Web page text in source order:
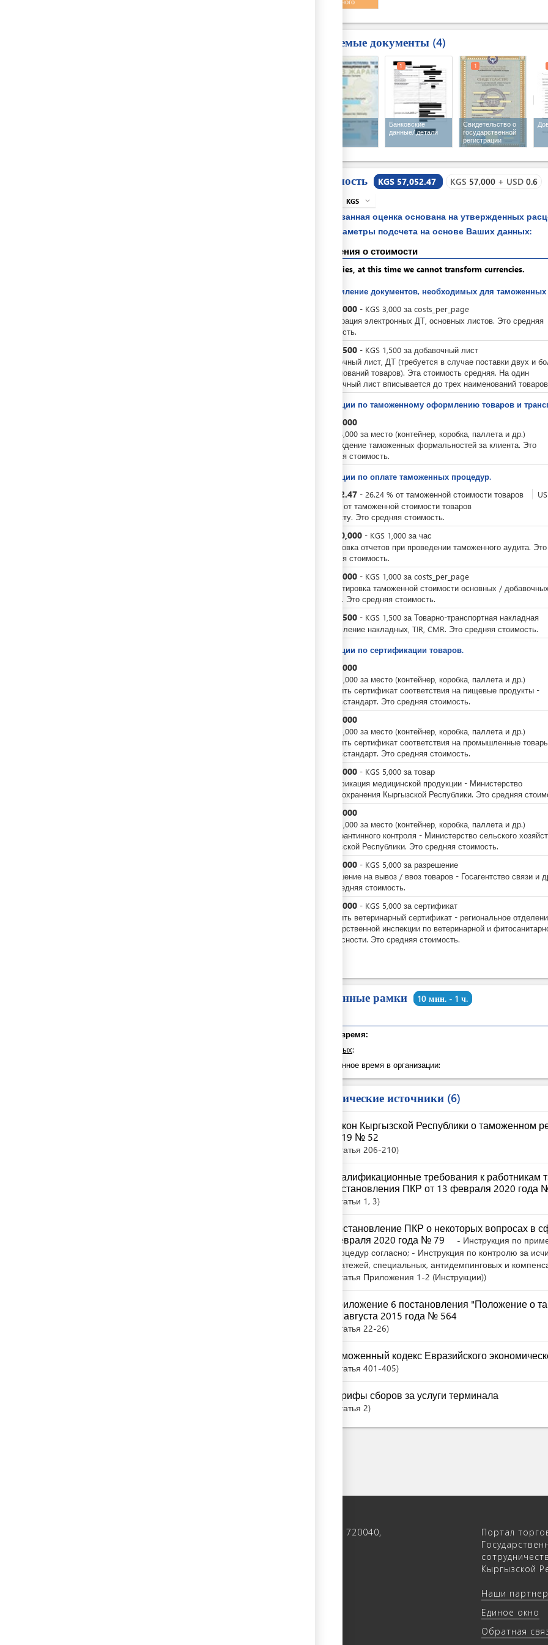
оформления
Требуемые документы 4
Банковские
данные/ детали
1
Свидетельство о
государственной
регистрации
1
Стоимость KGS 57,052.47 KGS 57,000 + USD 0.6
KGS expand_more
Указанная оценка основана на утвержденных
параметры подсчета на основе Ваших данных:
Сведения о стоимости
Apologies, at this time we cannot transform currencies.
Оформление документов, необходимых для таможенных
3,000 - KGS 3,000 за costs_per_page
Регистрация электронных ДТ, основных листов. Это средняя
стоимость.
1,500 - KGS 1,500 за добавочный лист
Добавочный лист, ДТ (требуется в случае поставки двух и
наименований товаров). Эта стоимость средняя. На один
добавочный лист вписывается до трех наименований
Операции по таможенному оформлению товаров и
8,000
8,000 за место (контейнер, коробка, паллета и др.)
Прохождение таможенных формальностей за клиента. Это
средняя стоимость.
Операции по оплате таможенных процедур.
52.47 - 26.24 % от таможенной стоимости товаров
от таможенной стоимости товаров
По факту. Это средняя стоимость.
10,000 - KGS 1,000 за час
Подготовка отчетов при проведении таможенного аудита. Это
средняя стоимость.
3,000 - KGS 1,000 за costs_per_page
Корректировка таможенной стоимости основных / добавочных
листов. Это средняя стоимость.
1,500 - KGS 1,500 за Товарно-транспортная накладная
Оформление накладных, TIR, CMR. Это средняя стоимость.
Операции по сертификации товаров.
5,000
5,000 за место (контейнер, коробка, паллета и др.)
Получить сертификат соответствия на пищевые продукты -
Кыргызстандарт. Это средняя стоимость.
5,000
5,000 за место (контейнер, коробка, паллета и др.)
Получить сертификат соответствия на промышленные
Кыргызстандарт. Это средняя стоимость.
5,000 - KGS 5,000 за товар
Сертификация медицинской продукции - Министерство
здравоохранения Кыргызской Республики. Это средняя
5,000
5,000 за место (контейнер, коробка, паллета и др.)
Акт карантинного контроля - Министерство сельского
Кыргызской Республики. Это средняя стоимость.
5,000 - KGS 5,000 за разрешение
Разрешение на вывоз / ввоз товаров - Госагентство связи и
Это средняя стоимость.
5,000 - KGS 5,000 за сертификат
Получить ветеринарный сертификат - региональное
Государственной инспекции по ветеринарной и
безопасности. Это средняя стоимость.
Временные рамки 10 мин. - 1 ч.
Общее время:
из которых:
Затраченное время в организации:
Юридические источники 6
Закон Кыргызской Республики о таможенном
2019 № 52
Статья 206-210
Квалификационные требования к работникам
постановления ПКР от 13 февраля 2020 года
Статьи 1, 3
Постановление ПКР о некоторых вопросах в
февраля 2020 года № 79
- Инструкция по
процедур согласно; - Инструкция по контролю за
платежей, специальных, антидемпинговых и
Статья Приложения 1-2 (Инструкции)
Приложение 6 постановления "Положение о
10 августа 2015 года № 564
Статья 22-26
Таможенный кодекс Евразийского
Статья 401-405
Тарифы сборов за услуги терминала
Статья 2
пр. Чуй 122, 4-ый этаж, 720040,
Портал
Кыргызской
Наши
Единое окно
Обратная